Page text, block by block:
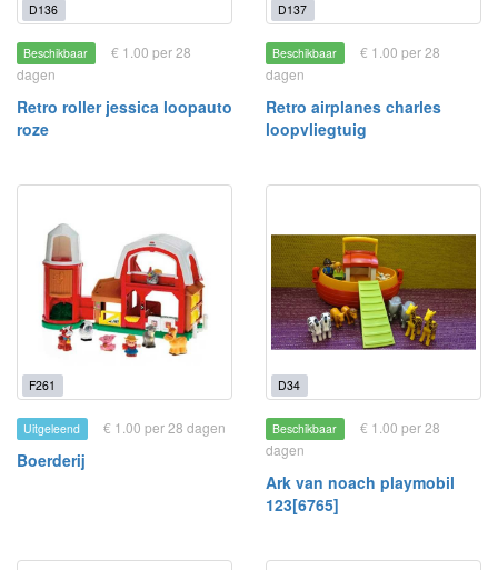
D136
Beschikbaar
€ 1.00 per 28
dagen
Retro roller jessica loopauto
roze
D137
Beschikbaar
€ 1.00 per 28
dagen
Retro airplanes charles
loopvliegtuig
F261
Uitgeleend € 1.00 per 28 dagen
Boerderij
D34
Beschikbaar
€ 1.00 per 28
dagen
Ark van noach playmobil
123[6765]